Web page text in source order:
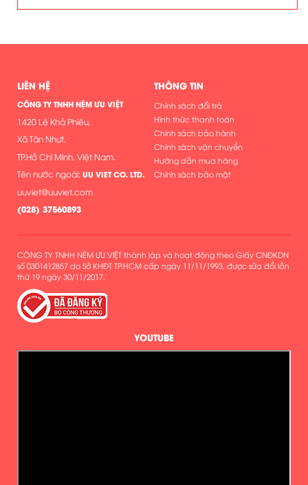
LIÊN HỆ
CÔNG TY TNHH NỆM ƯU VIỆT
1420 Lê Khả Phiêu,
Xã Tân Nhựt,
TP.Hồ Chí Minh, Việt Nam.
Tên nước ngoài: UU VIET CO. LTD.
uuviet@uuviet.com
(028) 37560893
THÔNG TIN
Chính sách đổi trả
Hình thức thanh toán
Chính sách bảo hành
Chính sách vận chuyển
Hướng dẫn mua hàng
Chính sách bảo mật
CÔNG TY TNHH NỆM ƯU VIỆT thành lập và hoạt động theo Giấy CNĐKDN
số 0301412857 do Sở KHĐT TP.HCM cấp ngày 11/11/1993, được sửa đổi lần
thứ 19 ngày 30/11/2017.
YOUTUBE